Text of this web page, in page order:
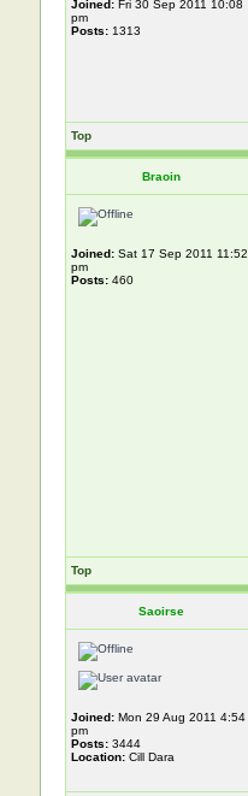
Joined:Fri 30 Sep 2011 10:08
pm
Posts:1313
Top
Braoin
Joined:Sat 17 Sep 2011 11:52
pm
Posts:460
Top
Saoirse
Joined:Mon 29 Aug 2011 4:54
pm
Posts:3444
Location:Cill Dara